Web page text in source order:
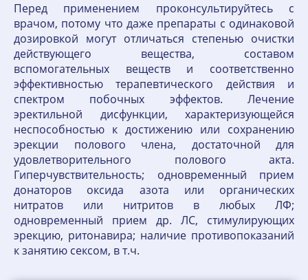
Перед применением проконсультируйтесь с
врачом, потому что даже препараты с одинаковой
дозировкой могут отличаться степенью очистки
действующего вещества, составом
вспомогательных веществ и соответственно
эффективностью терапевтического действия и
спектром побочных эффектов. Лечение
эректильной дисфункции, характеризующейся
неспособностью к достижению или сохранению
эрекции полового члена, достаточной для
удовлетворительного полового акта.
Гиперчувствительность; одновременный прием
донаторов оксида азота или органических
нитратов или нитритов в любых ЛФ;
одновременный прием др. ЛС, стимулирующих
эрекцию, ритонавира; наличие противопоказаний
к занятию сексом, в т.ч.